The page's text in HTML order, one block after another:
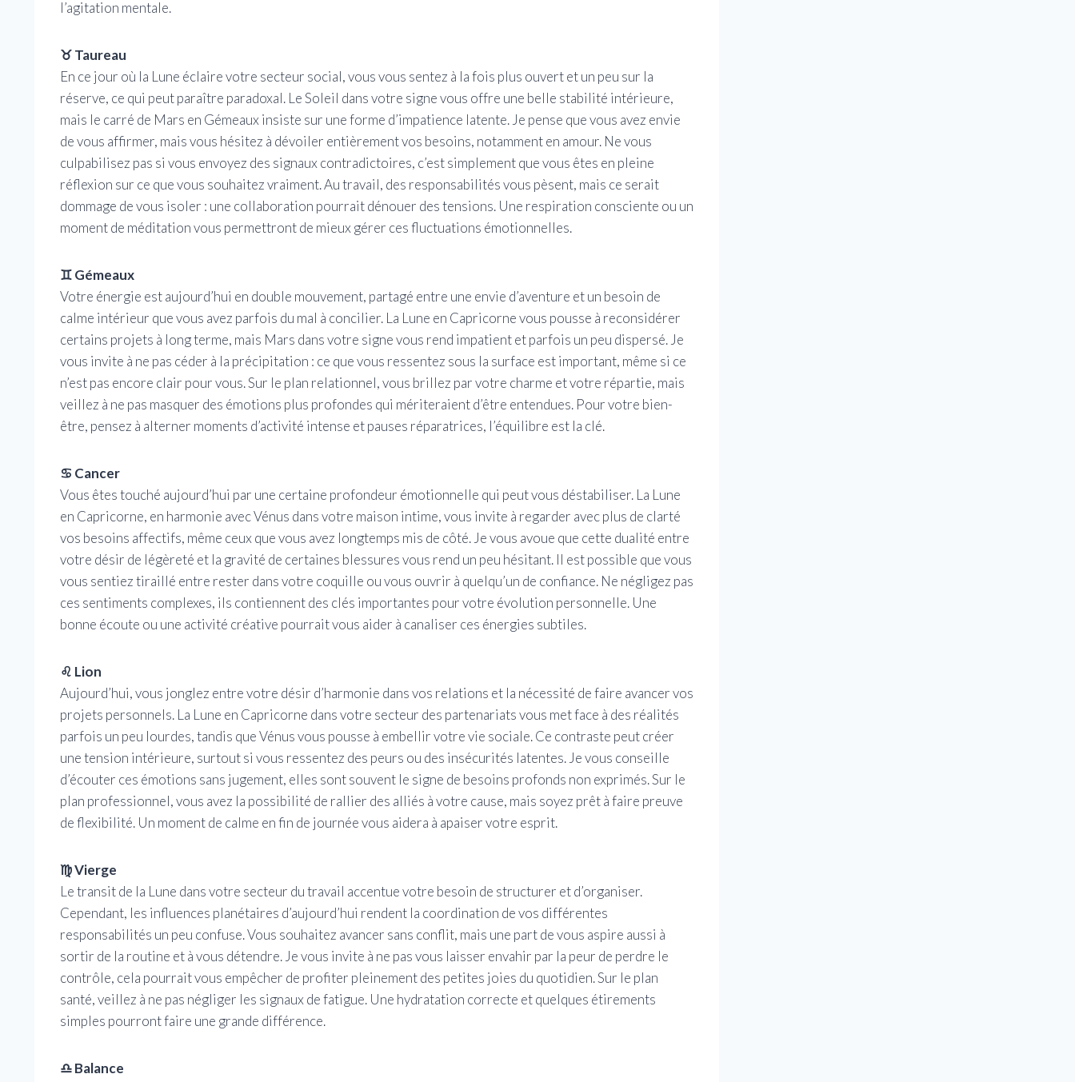
l’agitation mentale.
♉ Taureau
En ce jour où la Lune éclaire votre secteur social, vous vous sentez à la fois plus ouvert et un peu sur la
réserve, ce qui peut paraître paradoxal. Le Soleil dans votre signe vous offre une belle stabilité intérieure,
mais le carré de Mars en Gémeaux insiste sur une forme d’impatience latente. Je pense que vous avez envie
de vous affirmer, mais vous hésitez à dévoiler entièrement vos besoins, notamment en amour. Ne vous
culpabilisez pas si vous envoyez des signaux contradictoires, c’est simplement que vous êtes en pleine
réflexion sur ce que vous souhaitez vraiment. Au travail, des responsabilités vous pèsent, mais ce serait
dommage de vous isoler : une collaboration pourrait dénouer des tensions. Une respiration consciente ou un
moment de méditation vous permettront de mieux gérer ces fluctuations émotionnelles.
♊ Gémeaux
Votre énergie est aujourd’hui en double mouvement, partagé entre une envie d’aventure et un besoin de
calme intérieur que vous avez parfois du mal à concilier. La Lune en Capricorne vous pousse à reconsidérer
certains projets à long terme, mais Mars dans votre signe vous rend impatient et parfois un peu dispersé. Je
vous invite à ne pas céder à la précipitation : ce que vous ressentez sous la surface est important, même si ce
n’est pas encore clair pour vous. Sur le plan relationnel, vous brillez par votre charme et votre répartie, mais
veillez à ne pas masquer des émotions plus profondes qui mériteraient d’être entendues. Pour votre bien-
être, pensez à alterner moments d’activité intense et pauses réparatrices, l’équilibre est la clé.
♋ Cancer
Vous êtes touché aujourd’hui par une certaine profondeur émotionnelle qui peut vous déstabiliser. La Lune
en Capricorne, en harmonie avec Vénus dans votre maison intime, vous invite à regarder avec plus de clarté
vos besoins affectifs, même ceux que vous avez longtemps mis de côté. Je vous avoue que cette dualité entre
votre désir de légèreté et la gravité de certaines blessures vous rend un peu hésitant. Il est possible que vous
vous sentiez tiraillé entre rester dans votre coquille ou vous ouvrir à quelqu’un de confiance. Ne négligez pas
ces sentiments complexes, ils contiennent des clés importantes pour votre évolution personnelle. Une
bonne écoute ou une activité créative pourrait vous aider à canaliser ces énergies subtiles.
♌ Lion
Aujourd’hui, vous jonglez entre votre désir d’harmonie dans vos relations et la nécessité de faire avancer vos
projets personnels. La Lune en Capricorne dans votre secteur des partenariats vous met face à des réalités
parfois un peu lourdes, tandis que Vénus vous pousse à embellir votre vie sociale. Ce contraste peut créer
une tension intérieure, surtout si vous ressentez des peurs ou des insécurités latentes. Je vous conseille
d’écouter ces émotions sans jugement, elles sont souvent le signe de besoins profonds non exprimés. Sur le
plan professionnel, vous avez la possibilité de rallier des alliés à votre cause, mais soyez prêt à faire preuve
de flexibilité. Un moment de calme en fin de journée vous aidera à apaiser votre esprit.
♍ Vierge
Le transit de la Lune dans votre secteur du travail accentue votre besoin de structurer et d’organiser.
Cependant, les influences planétaires d’aujourd’hui rendent la coordination de vos différentes
responsabilités un peu confuse. Vous souhaitez avancer sans conflit, mais une part de vous aspire aussi à
sortir de la routine et à vous détendre. Je vous invite à ne pas vous laisser envahir par la peur de perdre le
contrôle, cela pourrait vous empêcher de profiter pleinement des petites joies du quotidien. Sur le plan
santé, veillez à ne pas négliger les signaux de fatigue. Une hydratation correcte et quelques étirements
simples pourront faire une grande différence.
♎ Balance